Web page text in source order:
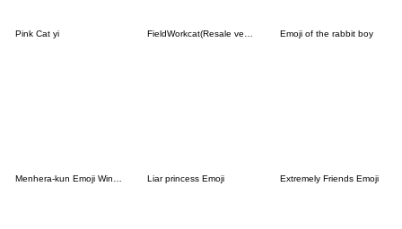
Pink Cat yi Emoji of the rabbit boy
Liar princess Emoji Extremely Friends Emoji